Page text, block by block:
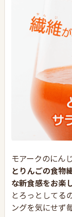
モアークのにん
とりんごの食物
な新食感をお楽
とろっとしてる
ングを気にせず